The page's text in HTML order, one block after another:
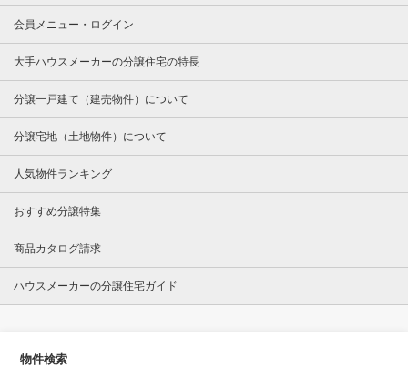
会員メニュー・ログイン
大手ハウスメーカーの分譲住宅の特長
分譲一戸建て（建売物件）について
分譲宅地（土地物件）について
人気物件ランキング
おすすめ分譲特集
商品カタログ請求
ハウスメーカーの分譲住宅ガイド
物件検索